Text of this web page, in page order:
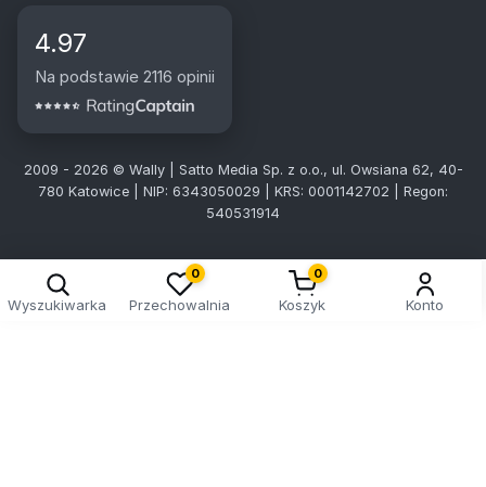
4.97
Na podstawie 2116 opinii
2009 - 2026 © Wally | Satto Media Sp. z o.o., ul. Owsiana 62, 40-
780 Katowice | NIP: 6343050029 | KRS: 0001142702 | Regon:
540531914
Wyszukiwarka
0
Przechowalnia
0
Koszyk Konto